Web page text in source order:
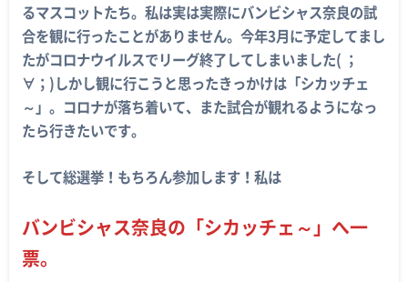
るマスコットたち。私は実は実際にバンビシャス奈良の試
合を観に行ったことがありません。今年3月に予定してまし
たがコロナウイルスでリーグ終了してしまいました( ；
∀；)しかし観に行こうと思ったきっかけは「シカッチェ
～」。コロナが落ち着いて、また試合が観れるようになっ
たら行きたいです。
そして総選挙！もちろん参加します！私は
バンビシャス奈良の「シカッチェ～」 へ一
票。